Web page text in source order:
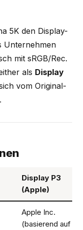
5K den Display-
Unternehmen
mit sRGB/Rec.
als Display
vom Original-
Display P3
(Apple)
Apple Inc.
(basierend auf